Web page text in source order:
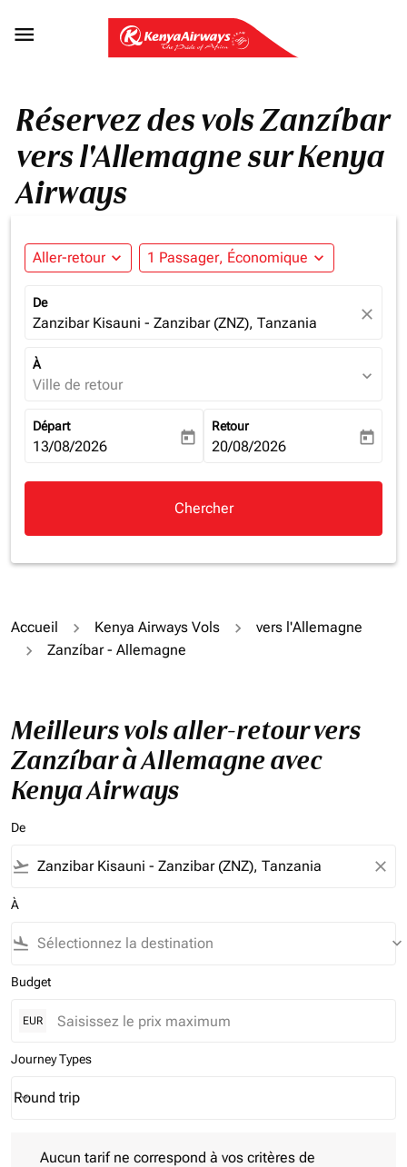

Réservez des vols Zanzíbar
vers l'Allemagne sur Kenya
Airways
Aller-retour expand_more 1 Passager, Économique expand_more
De
Zanzibar Kisauni - Zanzibar (ZNZ), Tanzania close
À
Ville de retour expand_more
Départ
fc-booking-departure-date-aria-label
13/08/2026 today
Retour
fc-booking-return-date-aria-
20/08/2026 today
Chercher
Accueil Kenya Airways Vols
vers l'Allemagne
Zanzíbar - Allemagne
Meilleurs vols aller-retour vers
Zanzíbar à Allemagne avec
Kenya Airways
De
flight_takeoff close
À
flight_land keyboard_arrow_down
Budget
EUR
Journey Types
Journey Types option Round trip Selected
Round trip
keyboard_arrow_down
Aucun tarif ne correspond à vos critères de